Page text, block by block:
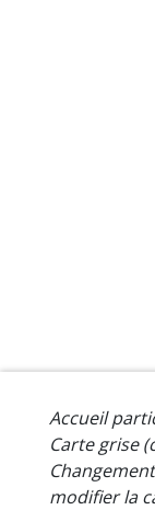
Accueil
Carte grise
modifier la